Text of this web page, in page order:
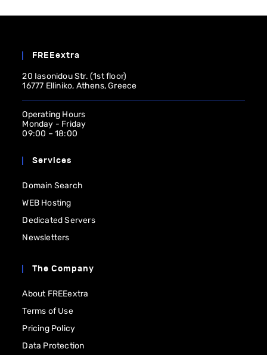
FREEextra
20 Iasonidou Str. (1st floor)
16777 Elliniko, Athens, Greece
Operating Ηours
Monday - Friday
09:00 – 18:00
Services
Domain Search
WEB Hosting
Dedicated Servers
Newsletters
The Company
About FREEextra
Terms of Use
Pricing Policy
Data Protection